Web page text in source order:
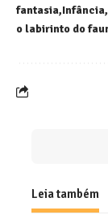
fantasia Infância
o labirinto do
Leia também